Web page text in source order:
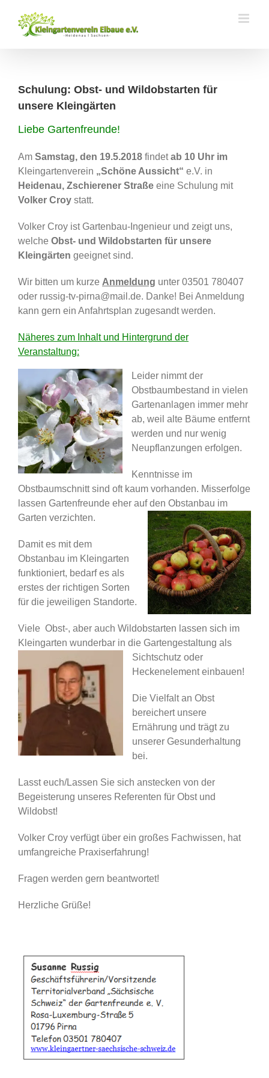
Inhalt
springen
Schulung: Obst- und Wildobstarten für
unsere Kleingärten
Liebe Gartenfreunde!
Am Samstag, den 19.5.2018 findetab 10 Uhr im
Kleingartenverein „Schöne Aussicht“ e.V. in
Heidenau, Zschierener Straße eine Schulung mit
Volker Croy statt.
Volker Croy ist Gartenbau-Ingenieur und zeigt uns,
welche Obst- und Wildobstarten für unsere
Kleingärten geeignet sind.
Wir bitten um kurze Anmeldung unter 03501 780407
oder russig-tv-pirna@mail.de. Danke! Bei Anmeldung
kann gern ein Anfahrtsplan zugesandt werden.
Näheres zum Inhalt und Hintergrund der
Veranstaltung:
Leider nimmt der
Obstbaumbestand in vielen
Gartenanlagen immer mehr
ab, weil alte Bäume entfernt
werden und nur wenig
Neupflanzungen erfolgen.
Kenntnisse im
Obstbaumschnitt sind oft kaum vorhanden. Misserfolge
lassen Gartenfreunde eher auf den Obstanbau im
Garten verzichten.
Damit es mit dem
Obstanbau im Kleingarten
funktioniert, bedarf es als
erstes der richtigen Sorten
für die jeweiligen Standorte.
Viele Obst-, aber auch Wildobstarten lassen sich im
Kleingarten wunderbar in die Gartengestaltung als
Sichtschutz oder
Heckenelement einbauen!
Die Vielfalt an Obst
bereichert unsere
Ernährung und trägt zu
unserer Gesunderhaltung
bei.
Lasst euch/Lassen Sie sich anstecken von der
Begeisterung unseres Referenten für Obst und
Wildobst!
Volker Croy verfügt über ein großes Fachwissen, hat
umfangreiche Praxiserfahrung!
Fragen werden gern beantwortet!
Herzliche Grüße!